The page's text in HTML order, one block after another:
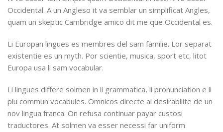
Occidental. A un Angleso it va semblar un simplificat Angles,
quam un skeptic Cambridge amico dit me que Occidental es.
Li Europan lingues es membres del sam familie. Lor separat
existentie es un myth. Por scientie, musica, sport etc, litot
Europa usa li sam vocabular.
Li lingues differe solmen in li grammatica, li pronunciation e li
plu commun vocabules. Omnicos directe al desirabilite de un
nov lingua franca: On refusa continuar payar custosi
traductores. At solmen va esser necessi far uniform